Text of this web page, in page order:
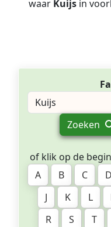
waar Kuijs in
Zoeken
of klik op de
A
B C D
J
K L
R
S T